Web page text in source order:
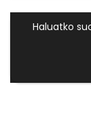
Haluatko